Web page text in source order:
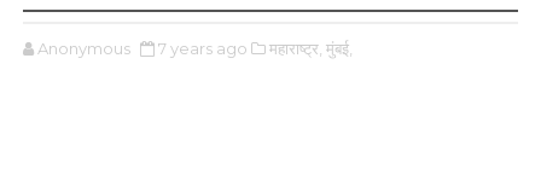
Anonymous 7 years ago महाराष्ट्र, मुंबई,